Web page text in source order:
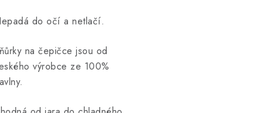
do očí a netlačí.
na čepičce jsou od
výrobce ze 100%